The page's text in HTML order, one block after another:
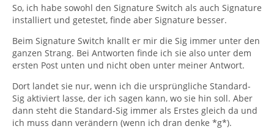
So, ich habe sowohl den Signature Switch als auch Signature
installiert und getestet, finde aber Signature besser.
Beim Signature Switch knallt er mir die Sig immer unter den
ganzen Strang. Bei Antworten finde ich sie also unter dem
ersten Post unten und nicht oben unter meiner Antwort.
Dort landet sie nur, wenn ich die ursprüngliche Standard-
Sig aktiviert lasse, der ich sagen kann, wo sie hin soll. Aber
dann steht die Standard-Sig immer als Erstes gleich da und
ich muss dann verändern (wenn ich dran denke *g*).